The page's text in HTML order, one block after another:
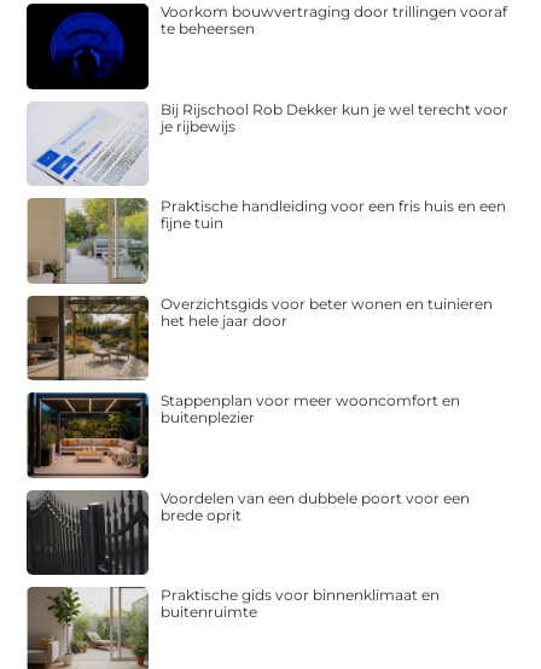
Voorkom bouwvertraging door trillingen vooraf
te beheersen
Bij Rijschool Rob Dekker kun je wel terecht voor
je rijbewijs
Praktische handleiding voor een fris huis en een
fijne tuin
Overzichtsgids voor beter wonen en tuinieren
het hele jaar door
Stappenplan voor meer wooncomfort en
buitenplezier
Voordelen van een dubbele poort voor een
brede oprit
Praktische gids voor binnenklimaat en
buitenruimte